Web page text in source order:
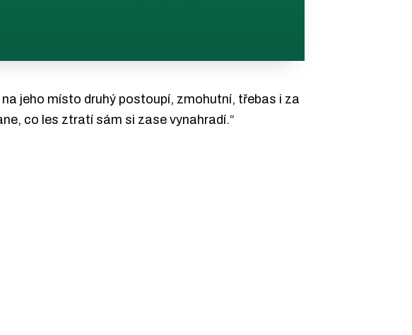
jeho místo druhý postoupí, zmohutní, třebas i za
co les ztratí sám si zase vynahradí.“